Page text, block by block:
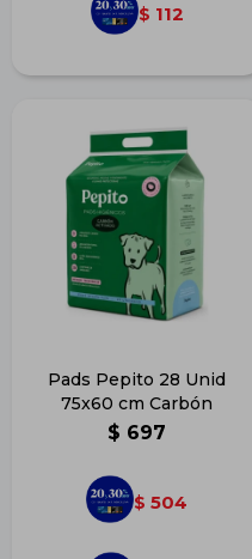
$ 112
Pads Pepito 28 Unid
75x60 cm Carbón
$ 697
$ 504